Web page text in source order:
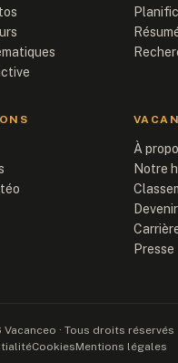
À
Notre
Presse
· Tous droits réservés
CookiesMentions légales